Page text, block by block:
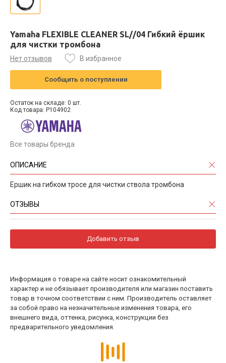
Yamaha FLEXIBLE CLEANER SL//04 Гибкий ёршик
для чистки тромбона
Нет отзывов В избранное
Сообщить о поступлении
Остаток на складе: 0 шт.
Код товара: P104902
Все товары бренда
ОПИСАНИЕ
Ершик на гибком тросе для чистки ствола тромбона
ОТЗЫВЫ
Добавить отзыв
Информация о товаре на сайте носит ознакомительный
характер и не обязывает производителя или магазин поставить
товар в точном соответствии с ним. Производитель оставляет
за собой право на незначительные изменения товара, его
внешнего вида, оттенка, рисунка, конструкции без
предварительного уведомления.